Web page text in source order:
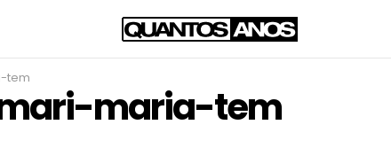
tem
maria-tem